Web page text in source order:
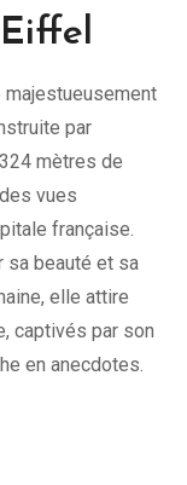
majestueusement
par
mètres de
vues
française.
sa beauté et sa
elle attire
captivés par son
en anecdotes.